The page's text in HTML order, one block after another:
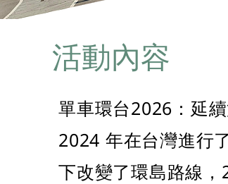
活動內容
單車環台2026：延
2024 年在台灣進行
下改變了環島路線，